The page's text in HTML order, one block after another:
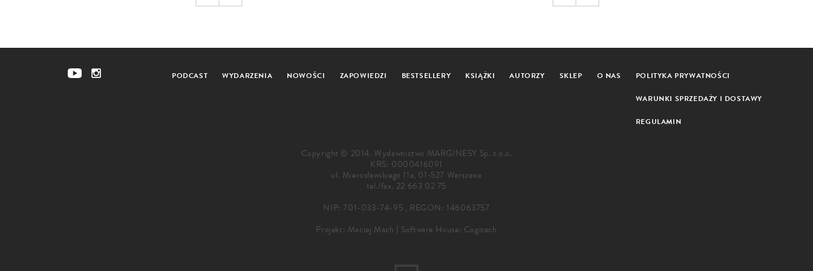
PODCAST WYDARZENIA NOWOŚCI ZAPOWIEDZI BESTSELLERY KSIĄŻKI AUTORZY SKLEP O NAS POLITYKA PRYWATNOŚCI
WARUNKI SPRZEDAŻY I DOSTAWY
REGULAMIN
Copyright © 2014. Wydawnictwo MARGINESY Sp. z o.o.
KRS: 0000416091
ul. Mierosławskiego 11a, 01-527 Warszawa
tel./fax. 22 663 02 75
NIP: 701-033-74-95 , REGON: 146063757
Projekt: Maciej Mach | Software House: Cogitech